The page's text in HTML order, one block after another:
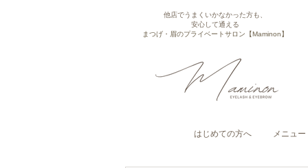
他店でうまくいかなかった方も、
安心して通える
まつげ・眉のプライベートサロン【Maminon】
はじめての方へ メニュ